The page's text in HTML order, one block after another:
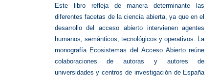
Este libro refleja de manera determinante las
diferentes facetas de la ciencia abierta, ya que en el
desarrollo del acceso abierto intervienen agentes
humanos, semánticos, tecnológicos y operativos. La
monografía Ecosistemas del Acceso Abierto reúne
colaboraciones de autoras y autores de
universidades y centros de investigación de España